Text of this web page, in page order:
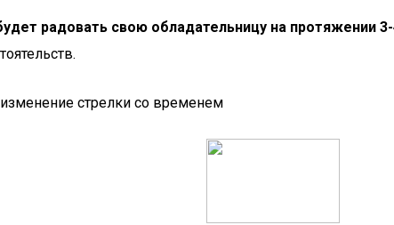
радовать свою обладательницу на протяжении
стрелки со временем